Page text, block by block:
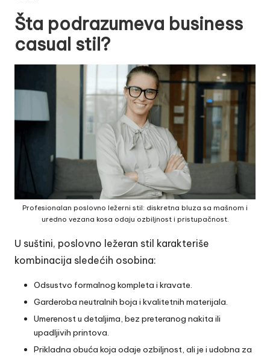
Šta podrazumeva business
casual stil?
Profesionalan poslovno ležerni stil: diskretna bluza sa mašnom i
uredno vezana kosa odaju ozbiljnost i pristupačnost.
U suštini, poslovno ležeran stil karakteriše
kombinacija sledećih osobina:
Odsustvo formalnog kompleta i kravate.
Garderoba neutralnih boja i kvalitetnih materijala.
Umerenost u detaljima, bez preteranog nakita ili
upadljivih printova.
Prikladna obuća koja odaje ozbiljnost, ali je i udobna za